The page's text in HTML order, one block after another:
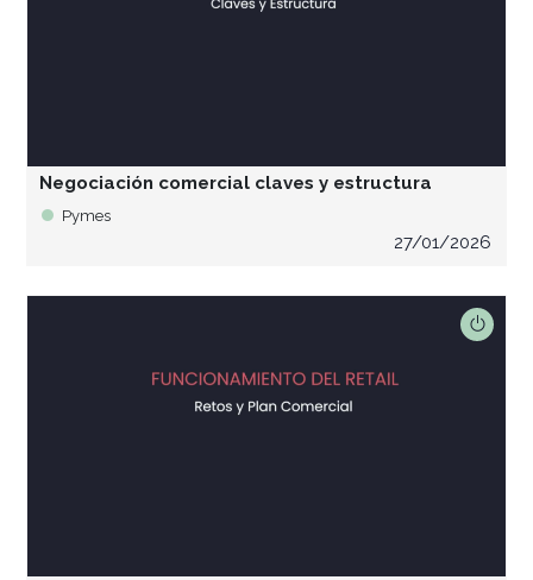
Negociación comercial claves y estructura
Pymes
27/01/2026